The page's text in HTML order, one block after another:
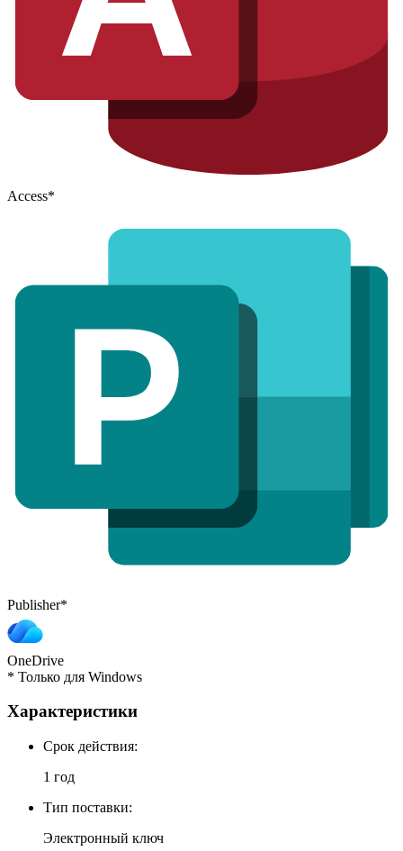
Access*
Publisher*
OneDrive
* Только для Windows
Характеристики
Cрок действия:
1 год
Тип поставки:
Электронный ключ